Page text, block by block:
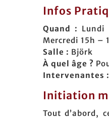
Infos
Quand :
Mercredi 15h –
Salle : Björk
À quel âge ?
Intervenantes :
Initiation
Tout d’abord,